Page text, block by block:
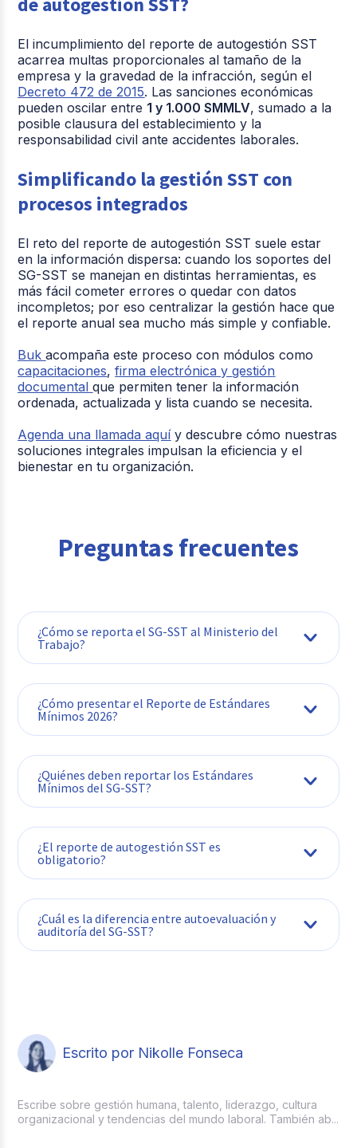
El incumplimiento del reporte de autogestión SST
acarrea multas proporcionales al tamaño de la
empresa y la gravedad de la infracción, según el
Decreto 472 de 2015. Las sanciones económicas
pueden oscilar entre 1 y 1.000 SMMLV, sumado a la
posible clausura del establecimiento y la
responsabilidad civil ante accidentes laborales.
Simplificando la gestión SST con
procesos integrados
El reto del reporte de autogestión SST suele estar
en la información dispersa: cuando los soportes del
SG-SST se manejan en distintas herramientas, es
más fácil cometer errores o quedar con datos
incompletos; por eso centralizar la gestión hace que
el reporte anual sea mucho más simple y confiable.
Bukacompaña este proceso con módulos como
capacitaciones,firma electrónica ygestión
documental que permiten tener la información
ordenada, actualizada y lista cuando se necesita.
Agenda una llamada aquíy descubre cómo nuestras
soluciones integrales impulsan la eficiencia y el
bienestar en tu organización.
Preguntas frecuentes
¿Cómo se reporta el SG-SST al Ministerio del
Trabajo?
¿Cómo presentar el Reporte de Estándares
Mínimos 2026?
¿Quiénes deben reportar los Estándares
Mínimos del SG-SST?
¿El reporte de autogestión SST es
obligatorio?
¿Cuál es la diferencia entre autoevaluación y
auditoría del SG-SST?
Escrito por Nikolle Fonseca
Escribe sobre gestión humana, talento, liderazgo, cultura
organizacional y tendencias del mundo laboral. También ab...